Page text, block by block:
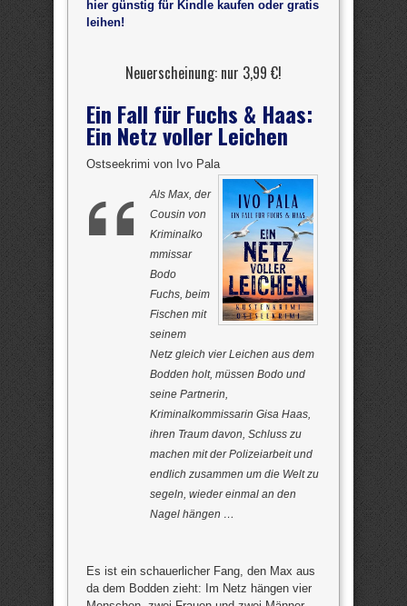
hier günstig für Kindle kaufen oder gratis
leihen!
Neuerscheinung: nur 3,99 €!
Ein Fall für Fuchs & Haas:
Ein Netz voller Leichen
Ostseekrimi von Ivo Pala
Als Max, der
Cousin von
Kriminalko
mmissar
Bodo
Fuchs, beim
Fischen mit
seinem
Netz gleich vier Leichen aus dem
Bodden holt, müssen Bodo und
seine Partnerin,
Kriminalkommissarin Gisa Haas,
ihren Traum davon, Schluss zu
machen mit der Polizeiarbeit und
endlich zusammen um die Welt zu
segeln, wieder einmal an den
Nagel hängen …
Es ist ein schauerlicher Fang, den Max aus
da dem Bodden zieht: Im Netz hängen vier